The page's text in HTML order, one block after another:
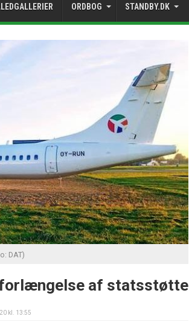
ORDBOG STANDBY.DK
DAT)
af statsstøtte
kl. 13:55